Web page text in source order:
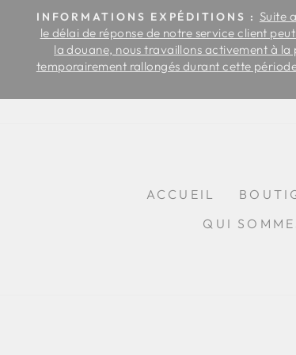
PasserINFORMATIONS EXPÉDITIONS : Suite
le délai de réponse de notre service client
la douane, nous travaillons activement à
temporairement rallongés durant cette
ACCUEIL
QUI